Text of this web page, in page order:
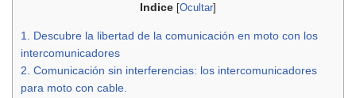
Indice [Ocultar]
1. Descubre la libertad de la comunicación en moto con los
intercomunicadores
2. Comunicación sin interferencias: los intercomunicadores
para moto con cable.